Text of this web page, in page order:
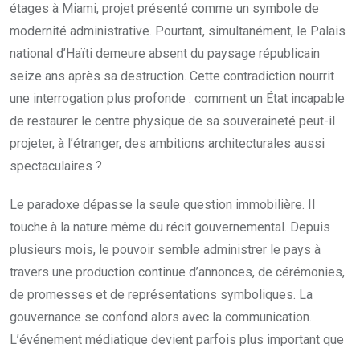
étages à Miami, projet présenté comme un symbole de
modernité administrative. Pourtant, simultanément, le Palais
national d’Haïti demeure absent du paysage républicain
seize ans après sa destruction. Cette contradiction nourrit
une interrogation plus profonde : comment un État incapable
de restaurer le centre physique de sa souveraineté peut-il
projeter, à l’étranger, des ambitions architecturales aussi
spectaculaires ?
Le paradoxe dépasse la seule question immobilière. Il
touche à la nature même du récit gouvernemental. Depuis
plusieurs mois, le pouvoir semble administrer le pays à
travers une production continue d’annonces, de cérémonies,
de promesses et de représentations symboliques. La
gouvernance se confond alors avec la communication.
L’événement médiatique devient parfois plus important que